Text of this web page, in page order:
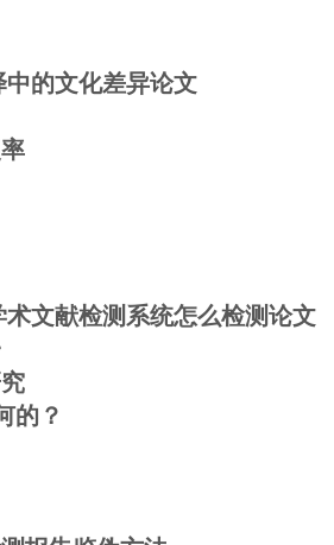
的文化差异论文
文献检测系统怎么检测论文
的？